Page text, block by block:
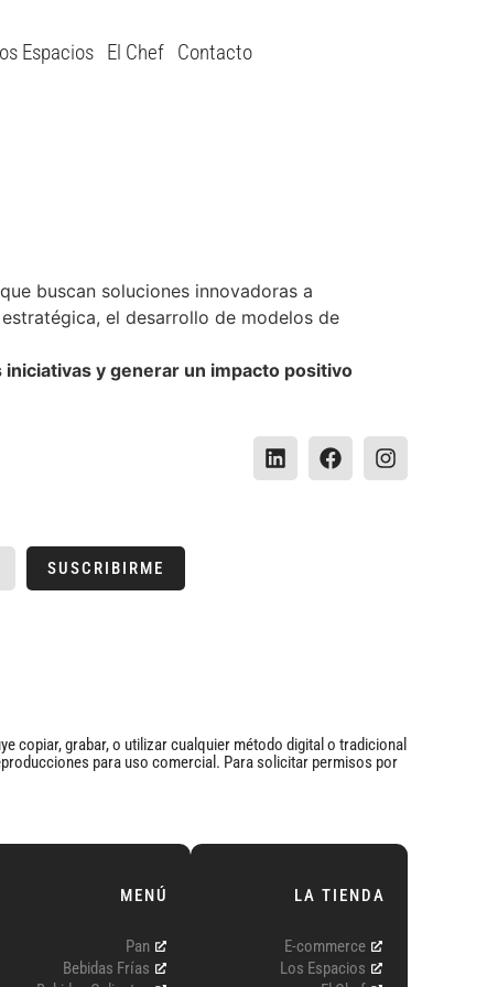
Espacios El Chef Contacto
buscan soluciones innovadoras a
el desarrollo de modelos de
y generar un impacto positivo
SUSCRIBIRME
copiar, grabar, o utilizar cualquier método digital o tradicional
para uso comercial. Para solicitar permisos por
MENÚ
Pan
Bebidas Frías
LA TIENDA
E-commerce
Los Espacios